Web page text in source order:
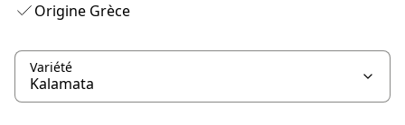
Origine Grèce
Variété